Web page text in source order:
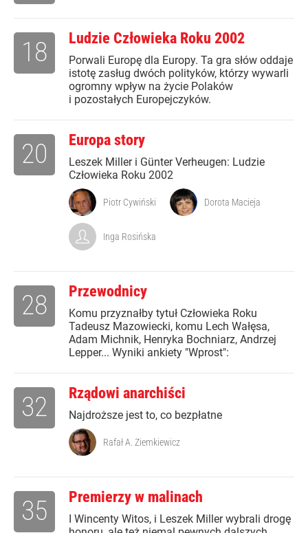
Ludzie Człowieka Roku 2002
Porwali Europę dla Europy. Ta gra słów oddaje
istotę zasług dwóch polityków, którzy wywarli
ogromny wpływ na życie Polaków
i pozostałych Europejczyków.
18
Europa story
Leszek Miller i Günter Verheugen: Ludzie
Człowieka Roku 2002
20
Piotr Cywiński Dorota Macieja
Inga Rosińska
Przewodnicy
Komu przyznałby tytuł Człowieka Roku
Tadeusz Mazowiecki, komu Lech Wałęsa,
Adam Michnik, Henryka Bochniarz, Andrzej
Lepper... Wyniki ankiety "Wprost":
28
Rządowi anarchiści
Najdroższe jest to, co bezpłatne
32
Rafał A. Ziemkiewicz
Premierzy w malinach
I Wincenty Witos, i Leszek Miller wybrali drogę
35